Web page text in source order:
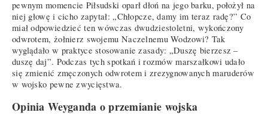
pewnym momencie Piłsudski oparł dłoń na jego barku, położył na
niej głowę i cicho zapytał: „Chłopcze, damy im teraz radę?” Co
miał odpowiedzieć ten wówczas dwudziestoletni, wykończony
odwrotem, żołnierz swojemu Naczelnemu Wodzowi? Tak
wyglądało w praktyce stosowanie zasady: „Duszę bierzesz –
duszę daj”. Podczas tych spotkań i rozmów marszałkowi udało
się zmienić zmęczonych odwrotem i zrezygnowanych maruderów
w wojsko pewne zwycięstwa.
Opinia Weyganda o przemianie wojska